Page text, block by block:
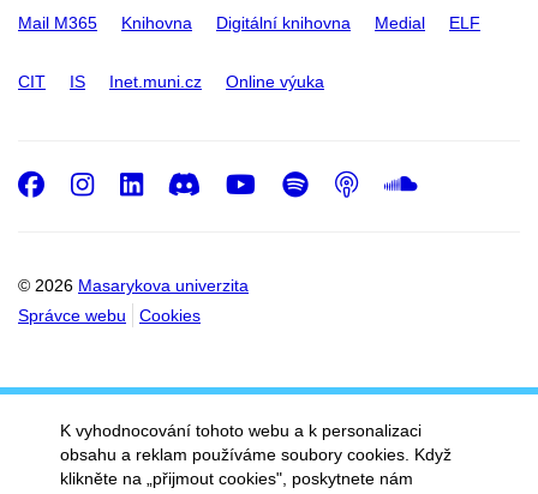
Mail M365 Knihovna Digitální knihovna Medial ELF
CIT IS Inet.muni.cz Online výuka
© 2026 Masarykova univerzita
Správce webu
Cookies
Facebook
Instagram
LinkedIn
DiscordYoutube
Spotify
Podcast
K vyhodnocování tohoto webu a k personalizaci
obsahu a reklam používáme soubory cookies. Když
klikněte na „přijmout cookies", poskytnete nám